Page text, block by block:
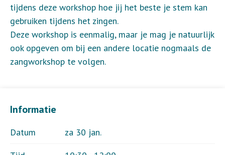
Informatie
Datum
za 30 jan.
tijdens deze workshop hoe jij het beste je stem kan
gebruiken tijdens het zingen.
Deze workshop is eenmalig, maar je mag je natuurlijk
ook opgeven om bij een andere locatie nogmaals de
zangworkshop te volgen.